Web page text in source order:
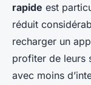
rapide est
réduit
recharger un
profiter de leurs
avec moins